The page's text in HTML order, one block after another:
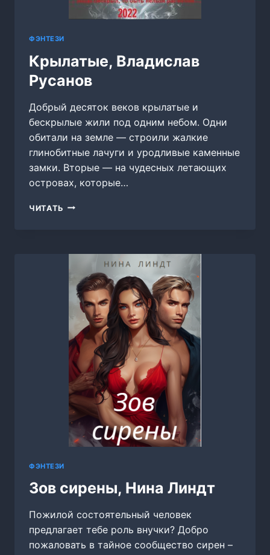
ФЭНТЕЗИ
Крылатые, Владислав
Русанов
Добрый десяток веков крылатые и
бескрылые жили под одним небом. Одни
обитали на земле — строили жалкие
глинобитные лачуги и уродливые каменные
замки. Вторые — на чудесных летающих
островах, которые…
ЧИТАТЬ КРЫЛАТЫЕ,
ФЭНТЕЗИ
Зов сирены, Нина Линдт
Пожилой состоятельный человек
предлагает тебе роль внучки? Добро
пожаловать в тайное сообщество сирен –